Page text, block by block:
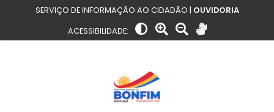
SERVIÇO DE INFORMAÇÃO AO CIDADÃO | OUVIDORIA
ACESSIBILIDADE: